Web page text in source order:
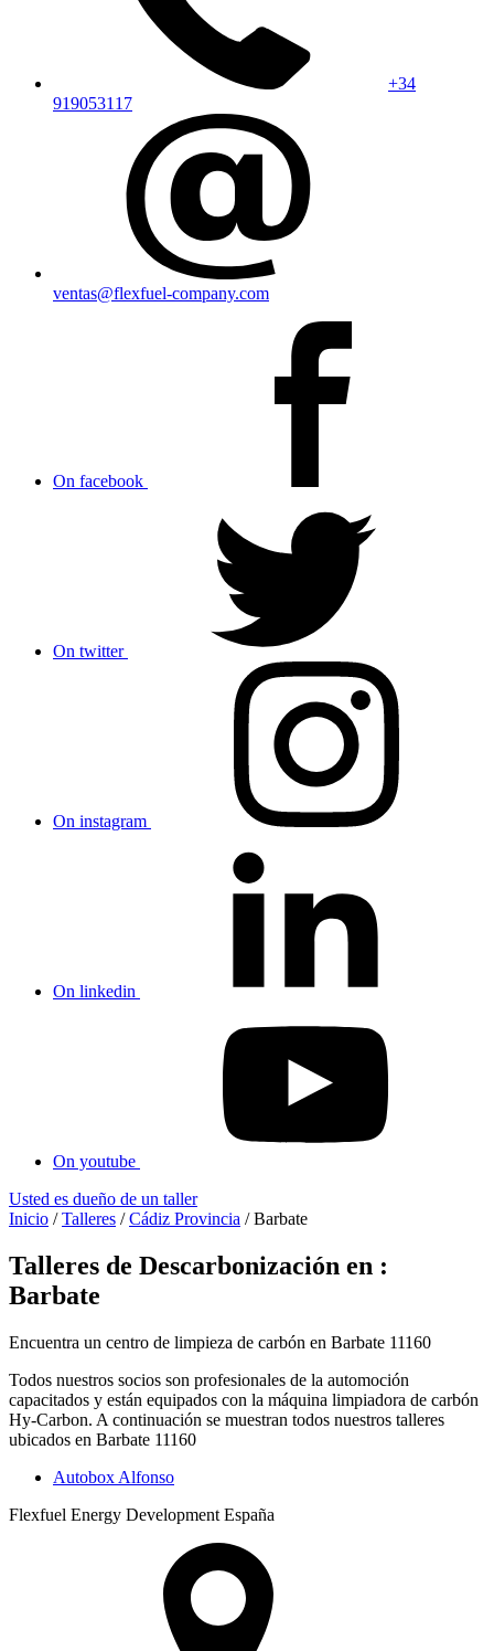
+34
919053117
ventas@flexfuel-company.com
On facebook
On twitter
On instagram
On linkedin
On youtube
Usted es dueño de un taller
Inicio /Talleres /Cádiz Provincia /Barbate
Talleres de Descarbonización en :
Barbate
Encuentra un centro de limpieza de carbón en Barbate 11160
Todos nuestros socios son profesionales de la automoción
capacitados y están equipados con la máquina limpiadora de carbón
Hy-Carbon. A continuación se muestran todos nuestros talleres
ubicados en Barbate 11160
Autobox Alfonso
Flexfuel Energy Development España